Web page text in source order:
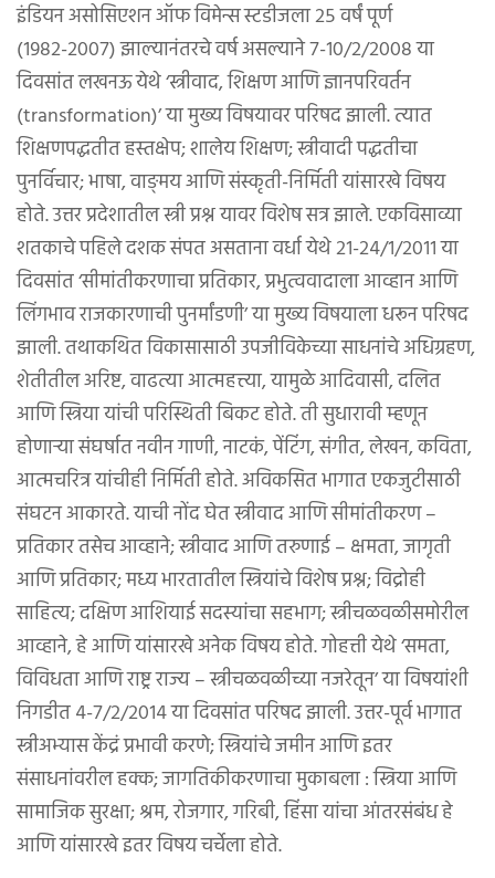
इंडियन असोसिएशन ऑफ विमेन्स स्टडीजला २५ वर्षं पूर्ण
(१९८२-२००७) झाल्यानंतरचे वर्ष असल्याने ७-१०/२/२००८ या
दिवसांत लखनऊ येथे ‘स्त्रीवाद, शिक्षण आणि ज्ञानपरिवर्तन
(transformation)’ या मुख्य विषयावर परिषद झाली. त्यात
शिक्षणपद्धतीत हस्तक्षेप; शालेय शिक्षण; स्त्रीवादी पद्धतीचा
पुनर्विचार; भाषा, वाङ्‌मय आणि संस्कृती-निर्मिती यांसारखे विषय
होते. उत्तर प्रदेशातील स्त्री प्रश्न यावर विशेष सत्र झाले. एकविसाव्या
शतकाचे पहिले दशक संपत असताना वर्धा येथे २१-२४/१/२०११ या
दिवसांत ‘सीमांतीकरणाचा प्रतिकार, प्रभुत्ववादाला आव्हान आणि
लिंगभाव राजकारणाची पुनर्मांडणी’ या मुख्य विषयाला धरून परिषद
झाली. तथाकथित विकासासाठी उपजीविकेच्या साधनांचे अधिग्रहण,
शेतीतील अरिष्ट, वाढत्या आत्महत्त्या, यामुळे आदिवासी, दलित
आणि स्त्रिया यांची परिस्थिती बिकट होते. ती सुधारावी म्हणून
होणाऱ्या संघर्षात नवीन गाणी, नाटकं, पेंटिंग, संगीत, लेखन, कविता,
आत्मचरित्र यांचीही निर्मिती होते. अविकसित भागात एकजुटीसाठी
संघटन आकारते. याची नोंद घेत स्त्रीवाद आणि सीमांतीकरण –
प्रतिकार तसेच आव्हाने; स्त्रीवाद आणि तरुणाई – क्षमता, जागृती
आणि प्रतिकार; मध्य भारतातील स्त्रियांचे विशेष प्रश्न; विद्रोही
साहित्य; दक्षिण आशियाई सदस्यांचा सहभाग; स्त्रीचळवळीसमोरील
आव्हाने, हे आणि यांसारखे अनेक विषय होते. गोहत्ती येथे ‘समता,
विविधता आणि राष्ट्र राज्य – स्त्रीचळवळीच्या नजरेतून’ या विषयांशी
निगडीत ४-७/२/२०१४ या दिवसांत परिषद झाली. उत्तर-पूर्व भागात
स्त्रीअभ्यास केंद्रं प्रभावी करणे; स्त्रियांचे जमीन आणि इतर
संसाधनांवरील हक्क; जागतिकीकरणाचा मुकाबला : स्त्रिया आणि
सामाजिक सुरक्षा; श्रम, रोजगार, गरिबी, हिंसा यांचा आंतरसंबंध हे
आणि यांसारखे इतर विषय चर्चेला होते.